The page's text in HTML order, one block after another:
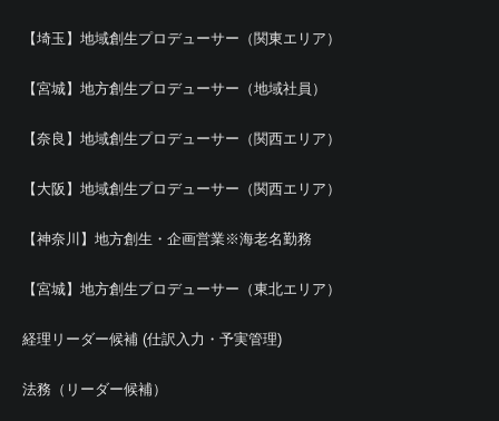
【埼玉】地域創生プロデューサー（関東エリア）
【宮城】地方創生プロデューサー（地域社員）
【奈良】地域創生プロデューサー（関西エリア）
【大阪】地域創生プロデューサー（関西エリア）
【神奈川】地方創生・企画営業※海老名勤務
【宮城】地方創生プロデューサー（東北エリア）
経理リーダー候補 (仕訳入力・予実管理)
法務（リーダー候補）